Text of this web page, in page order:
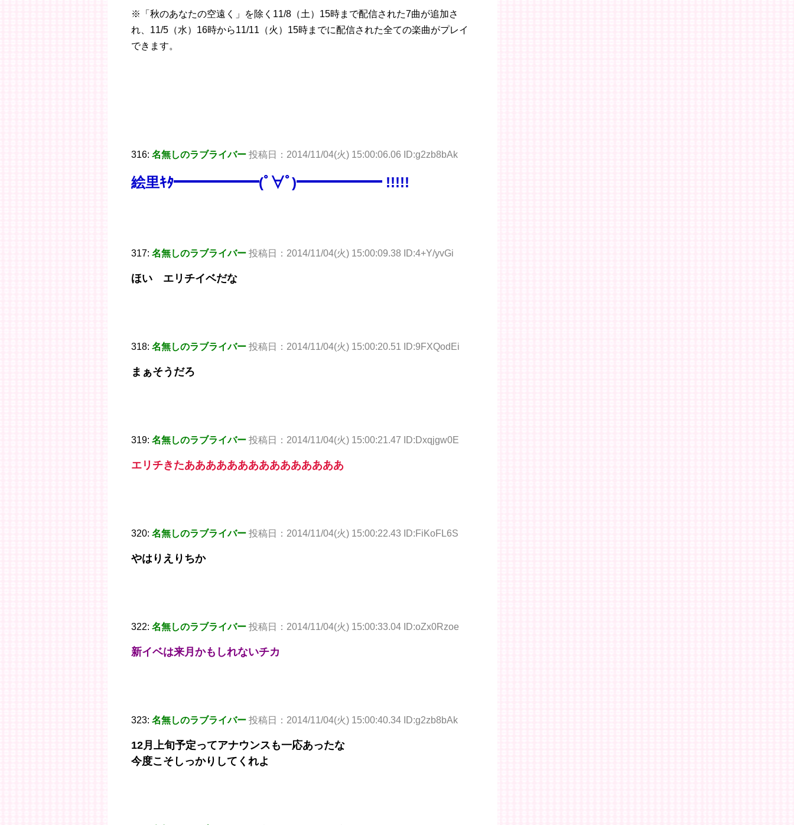
※「秋のあなたの空遠く」を除く11/8（土）15時まで配信された7曲が追加さ
れ、11/5（水）16時から11/11（火）15時までに配信された全ての楽曲がプレイ
できます。
316: 名無しのラブライバー 投稿日：2014/11/04(火) 15:00:06.06 ID:g2zb8bAk
絵里ｷﾀ━━━━━━(ﾟ∀ﾟ)━━━━━━ !!!!!
317: 名無しのラブライバー 投稿日：2014/11/04(火) 15:00:09.38 ID:4+Y/yvGi
ほい エリチイベだな
318: 名無しのラブライバー 投稿日：2014/11/04(火) 15:00:20.51 ID:9FXQodEi
まぁそうだろ
319: 名無しのラブライバー 投稿日：2014/11/04(火) 15:00:21.47 ID:Dxqjgw0E
エリチきたあああああああああああああああ
320: 名無しのラブライバー 投稿日：2014/11/04(火) 15:00:22.43 ID:FiKoFL6S
やはりえりちか
322: 名無しのラブライバー 投稿日：2014/11/04(火) 15:00:33.04 ID:oZx0Rzoe
新イベは来月かもしれないチカ
323: 名無しのラブライバー 投稿日：2014/11/04(火) 15:00:40.34 ID:g2zb8bAk
12月上旬予定ってアナウンスも一応あったな
今度こそしっかりしてくれよ